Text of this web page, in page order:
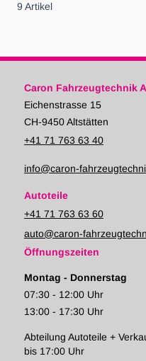
9 Artikel
Caron Fahrzeugtechnik
Eichenstrasse 15
CH-9450 Altstätten
+41 71 763 63 40
info@caron-
Autoteile
+41 71 763 63 60
auto@caron-
Öffnungszeiten
Montag - Donnerstag
07:30 - 12:00 Uhr
13:00 - 17:30 Uhr
Abteilung Autoteile +
bis 17:00 Uhr